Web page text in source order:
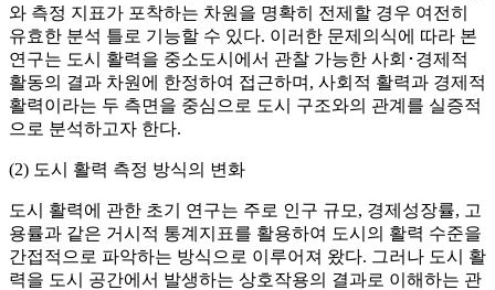
와 측정 지표가 포착하는 차원을 명확히 전제할 경우 여전히
유효한 분석 틀로 기능할 수 있다. 이러한 문제의식에 따라 본
연구는 도시 활력을 중소도시에서 관찰 가능한 사회･경제적
활동의 결과 차원에 한정하여 접근하며, 사회적 활력과 경제적
활력이라는 두 측면을 중심으로 도시 구조와의 관계를 실증적
으로 분석하고자 한다.
(2) 도시 활력 측정 방식의 변화
도시 활력에 관한 초기 연구는 주로 인구 규모, 경제성장률, 고
용률과 같은 거시적 통계지표를 활용하여 도시의 활력 수준을
간접적으로 파악하는 방식으로 이루어져 왔다. 그러나 도시 활
력을 도시 공간에서 발생하는 상호작용의 결과로 이해하는 관